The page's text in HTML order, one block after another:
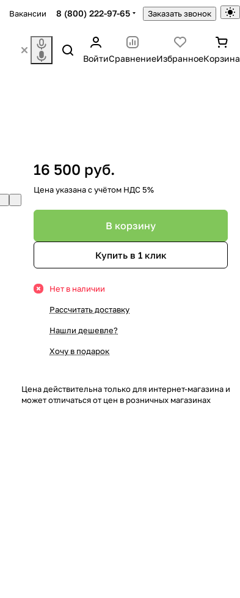
Вакансии 8 (800) 222-97-65 Заказать звонок
ВойтиСравнениеИзбранноеКорзина
16 500 руб.
Цена указана с учётом НДС 5%
В корзину
Купить в 1 клик
Нет в наличии
Рассчитать доставку
Нашли дешевле?
Хочу в подарок
Цена действительна только для интернет-магазина и
может отличаться от цен в розничных магазинах